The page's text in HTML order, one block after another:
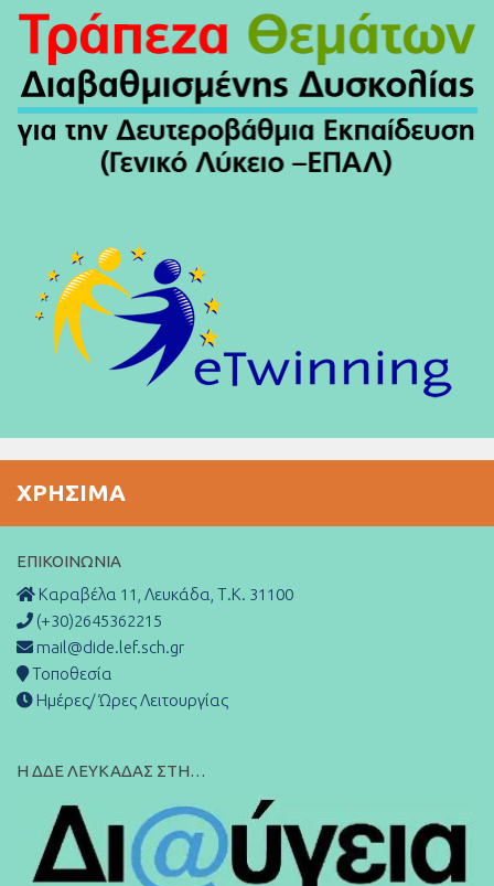
ΧΡΉΣΙΜΑ
ΕΠΙΚΟΙΝΩΝΊΑ
Καραβέλα 11, Λευκάδα, Τ.Κ. 31100
(+30)2645362215
mail@dide.lef.sch.gr
Τοποθεσία
Ημέρες/ Ώρες Λειτουργίας
Η ΔΔΕ ΛΕΥΚΑΔΑΣ ΣΤΗ…